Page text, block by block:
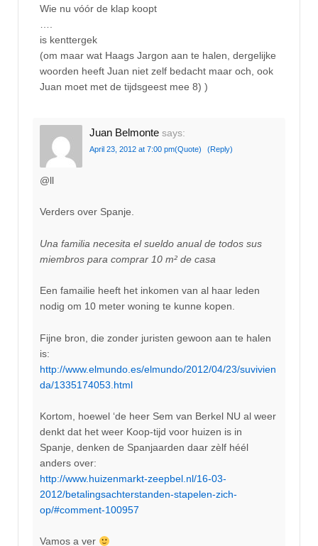
Wie nu vóór de klap koopt
….
is kenttergek
(om maar wat Haags Jargon aan te halen, dergelijke
woorden heeft Juan niet zelf bedacht maar och, ook
Juan moet met de tijdsgeest mee 8) )
Juan Belmonte says:
April 23, 2012 at 7:00 pm(Quote) (Reply)
@ll
Verders over Spanje.
Una familia necesita el sueldo anual de todos sus
miembros para comprar 10 m² de casa
Een famailie heeft het inkomen van al haar leden
nodig om 10 meter woning te kunne kopen.
Fijne bron, die zonder juristen gewoon aan te halen
is:
http://www.elmundo.es/elmundo/2012/04/23/suvivien
da/1335174053.html
Kortom, hoewel ‘de heer Sem van Berkel NU al weer
denkt dat het weer Koop-tijd voor huizen is in
Spanje, denken de Spanjaarden daar zèlf héél
anders over:
http://www.huizenmarkt-zeepbel.nl/16-03-
2012/betalingsachterstanden-stapelen-zich-
op/#comment-100957
Vamos a ver